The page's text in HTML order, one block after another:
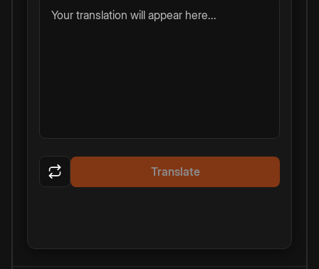
Your translation will appear here...
Translate